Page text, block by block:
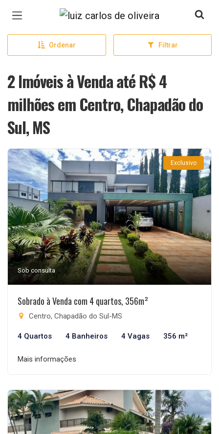
Página inicial
Ordenar Filtrar
2 Imóveis à Venda até R$ 4
milhões em Centro, Chapadão do
Sul, MS
Exclusivo
Sob consulta
Sobrado à Venda com 4 quartos, 356m²
Centro, Chapadão do Sul-MS
4 Quartos 4 Banheiros 4 Vagas 356 m²
Mais informações